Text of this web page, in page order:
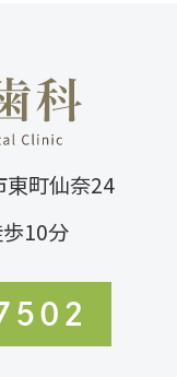
町仙奈24
10分